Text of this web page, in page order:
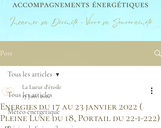
Incarner sa Divinité - Vivre sa Souveraineté
Post
Tous les articles
Météo énergétique
Tous les articles
Energies du 17 au 23 janvier 2022 (
Pleine Lune du 18, Portail du 22-1-222)
La Lueur d'étoile
17 janv. 2022